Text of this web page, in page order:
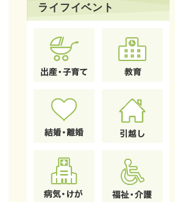
ライフイベント